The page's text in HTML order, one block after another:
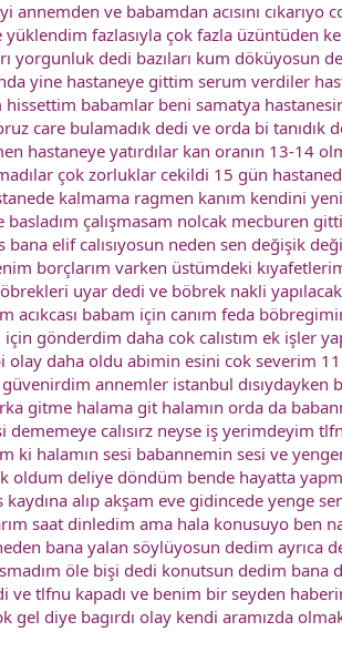
ve babamdan acısını
fazlasıyla çok fazla üzüntüden
yorgunluk dedi bazıları kum döküyosun
yine hastaneye gittim serum verdiler
babamlar beni samatya
care bulamadık dedi ve orda bi
hastaneye yatırdılar kan oranın 13-14
çok zorluklar cekildi 15 gün
kalmama ragmen kanım kendini
basladım çalışmasam nolcak mecburen
elif calısıyosun neden sen değişik
borçlarım varken üstümdeki
uyar dedi ve böbrek nakli
babam için canım feda
gönderdim daha cok calıstım ek işler
daha oldu abimin esini cok severim
annemler istanbul dısıydayken
gitme halama git halamın orda da
calısırz neyse iş yerimdeyim
ki halamın sesi babannemin sesi ve
deliye döndüm bende hayatta
alıp akşam eve gidincede yenge
saat dinledim ama hala konusuyo ben
bana yalan söylüyosun dedim ayrıca
öle bişi dedi konutsun dedim bana
tlfnu kapadı ve benim bir seyden
diye bagırdı olay kendi aramızda